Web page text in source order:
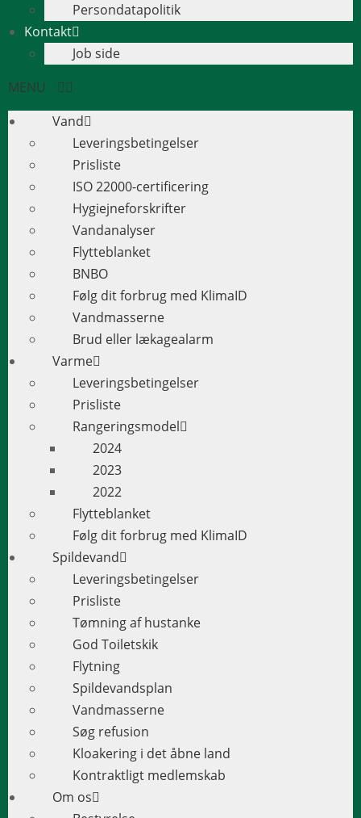
Persondatapolitik
Kontakt
Job side
Vand
Leveringsbetingelser
Prisliste
ISO 22000-certificering
Hygiejneforskrifter
Vandanalyser
Flytteblanket
BNBO
Følg dit forbrug med KlimaID
Vandmasserne
Brud eller lækagealarm
Varme
Leveringsbetingelser
Prisliste
Rangeringsmodel
2024
2023
2022
Flytteblanket
Følg dit forbrug med KlimaID
Spildevand
Leveringsbetingelser
Prisliste
Tømning af hustanke
God Toiletskik
Flytning
Spildevandsplan
Vandmasserne
Søg refusion
Kloakering i det åbne land
Kontraktligt medlemskab
Om os